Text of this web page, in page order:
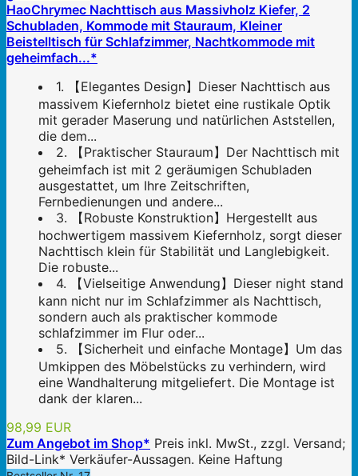
HaoChrymec Nachttisch aus Massivholz Kiefer, 2
Schubladen, Kommode mit Stauraum, Kleiner
Beistelltisch für Schlafzimmer, Nachtkommode mit
geheimfach...*
1. 【Elegantes Design】Dieser Nachttisch aus
massivem Kiefernholz bietet eine rustikale Optik
mit gerader Maserung und natürlichen Aststellen,
die dem...
2. 【Praktischer Stauraum】Der Nachttisch mit
geheimfach ist mit 2 geräumigen Schubladen
ausgestattet, um Ihre Zeitschriften,
Fernbedienungen und andere...
3. 【Robuste Konstruktion】Hergestellt aus
hochwertigem massivem Kiefernholz, sorgt dieser
Nachttisch klein für Stabilität und Langlebigkeit.
Die robuste...
4. 【Vielseitige Anwendung】Dieser night stand
kann nicht nur im Schlafzimmer als Nachttisch,
sondern auch als praktischer kommode
schlafzimmer im Flur oder...
5. 【Sicherheit und einfache Montage】Um das
Umkippen des Möbelstücks zu verhindern, wird
eine Wandhalterung mitgeliefert. Die Montage ist
dank der klaren...
98,99 EUR
Zum Angebot im Shop* Preis inkl. MwSt., zzgl. Versand;
Bild-Link* Verkäufer-Aussagen. Keine Haftung